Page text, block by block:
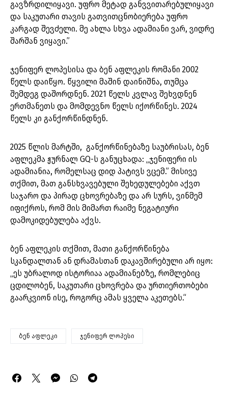
გავზრდილიყავი. უფრო მეტად განვვითარებულიყავი
და საკუთარი თავის გათვითცნობიერება უფრო
კარგად შევძელი. მე ახლა სხვა ადამიანი ვარ, ვიდრე
შარშან ვიყავი.”
ჯენიფერ ლოპესისა და ბენ აფლეკის რომანი 2002
წელს დაიწყო. წყვილი მაშინ დაინიშნა, თუმცა
შემდეგ დაშორდნენ. 2021 წელს კვლავ შეხვდნენ
ერთმანეთს და მომდევნო წელს იქორწინეს. 2024
წელს კი განქორწინდნენ.
2025 წლის მარტში, განქორწინებაზე საუბრისას, ბენ
აფლეკმა ჟურნალ GQ-ს განუცხადა: „ჯენიფერი ის
ადამიანია, რომელსაც დიდ პატივს ვცემ.” მისივე
თქმით, მათ განსხვავებული შეხედულებები აქვთ
საჯარო და პირად ცხოვრებაზე და არ სურს, ვინმემ
იფიქროს, რომ მის მიმართ რაიმე ნეგატიური
დამოკიდებულება აქვს.
ბენ აფლეკის თქმით, მათი განქორწინება
სკანდალთან ან დრამასთან დაკავშირებული არ იყო:
„ეს უბრალოდ ისტორიაა ადამიანებზე, რომლებიც
ცდილობენ, საკუთარი ცხოვრება და ურთიერთობები
გაარკვიონ ისე, როგორც ამას ყველა აკეთებს.“
ბენ აფლეკი ჯენიფერ ლოპესი